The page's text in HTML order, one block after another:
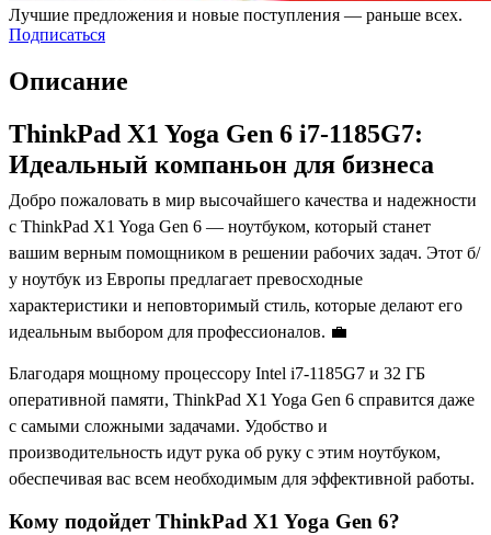
Лучшие предложения и новые поступления — раньше всех.
Подписаться
Описание